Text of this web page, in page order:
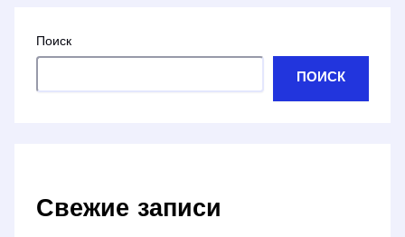
Поиск
ПОИСК
Свежие записи